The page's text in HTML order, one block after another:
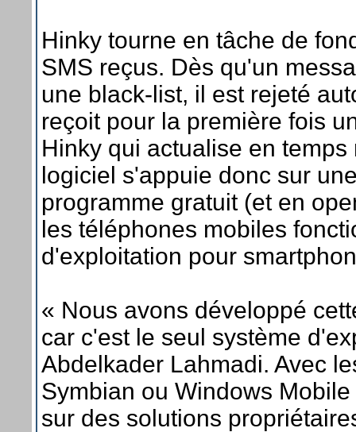
Hinky tourne en tâche de
SMS reçus. Dès qu'un
une black-list, il est rejeté
reçoit pour la première fois
Hinky qui actualise en
logiciel s'appuie donc sur
programme gratuit (et en
les téléphones mobiles
d'exploitation pour
« Nous avons développé
car c'est le seul système
Abdelkader Lahmadi. Avec
Symbian ou Windows
sur des solutions